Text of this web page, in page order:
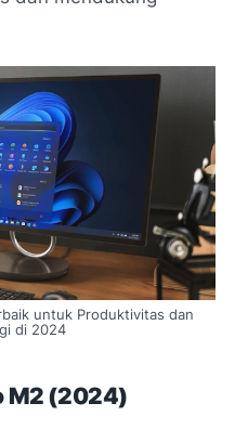
untuk Produktivitas dan
di 2024
M2 (2024)